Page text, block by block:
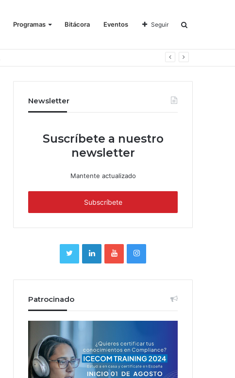
Programas Bitácora Eventos Seguir
Newsletter
Suscríbete a nuestro
newsletter
Mantente actualizado
Patrocinado